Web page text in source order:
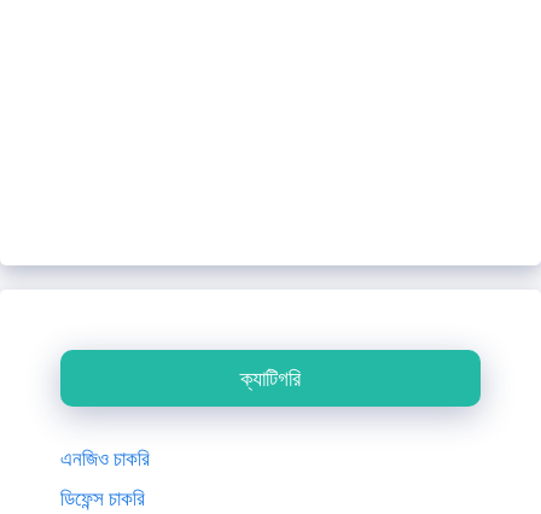
ক্যাটিগরি
এনজিও চাকরি
ডিফেন্স চাকরি